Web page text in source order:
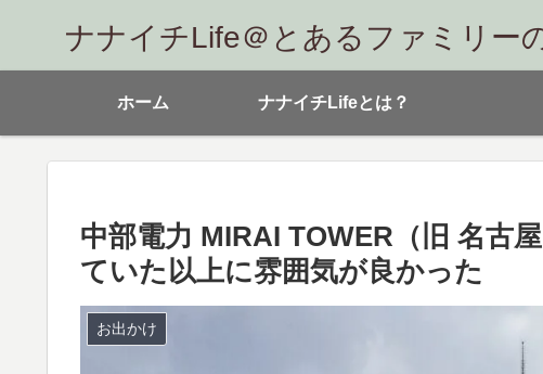
ナナイチLife＠とあるファミリー
ホーム ナナイチLifeとは？
中部電力 MIRAI TOWER（旧 名古
ていた以上に雰囲気が良かった
お出かけ